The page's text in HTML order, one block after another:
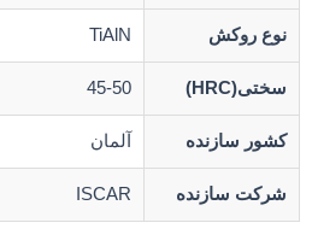
نوع روکش TiAlN
سختی(HRC) 45-50
کشور سازنده آلمان
شرکت سازنده ISCAR